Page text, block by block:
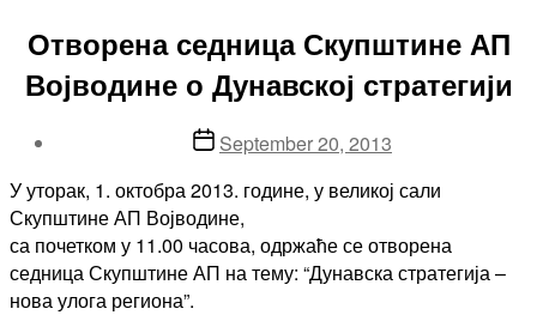
Отворена седница Скупштине АП
Војводине о Дунавској стратегији
PostSeptember 20, 2013
У уторак, 1. октобра 2013. године, у великој сали
Скупштине АП Војводине,
са почетком у 11.00 часова, одржаће се отворена
седница Скупштине АП на тему: “Дунавска стратегија –
нова улога региона”.